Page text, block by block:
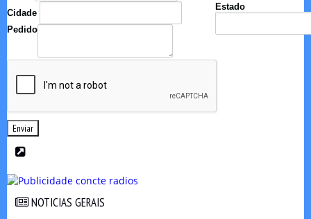
Cidade
Estado
Pedido
Enviar
NOTICIAS GERAIS